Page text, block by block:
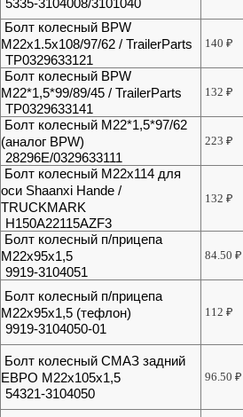
5335-3104008/3101040
Болт колесный BPW
M22x1.5x108/97/62 / TrailerParts
TP0329633121
140₽
Болт колесный BPW
М22*1,5*99/89/45 / TrailerParts
TP0329633141
132₽
Болт колесный М22*1,5*97/62
(аналог BPW)
28296E/0329633111
223₽
Болт колесный М22х114 для
оси Shaanxi Hande /
TRUCKMARK
H150A22115AZF3
132₽
Болт колесный п/прицепа
М22х95х1,5
9919-3104051
84.50₽
Болт колесный п/прицепа
М22х95х1,5 (тефлон)
9919-3104050-01
112₽
Болт колесный СМАЗ задний
ЕВРО М22x105x1,5
54321-3104050
96.50₽